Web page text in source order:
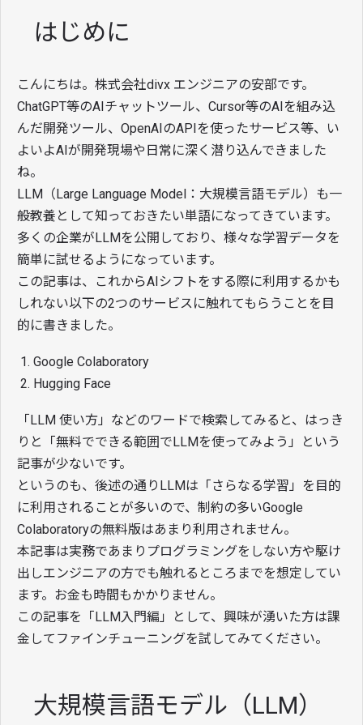
はじめに
こんにちは。株式会社divx エンジニアの安部です。
ChatGPT等のAIチャットツール、Cursor等のAIを組み込
んだ開発ツール、OpenAIのAPIを使ったサービス等、い
よいよAIが開発現場や日常に深く潜り込んできました
ね。
LLM（Large Language Model：大規模言語モデル）も一
般教養として知っておきたい単語になってきています。
多くの企業がLLMを公開しており、様々な学習データを
簡単に試せるようになっています。
この記事は、これからAIシフトをする際に利用するかも
しれない以下の2つのサービスに触れてもらうことを目
的に書きました。
Google Colaboratory
Hugging Face
「LLM 使い方」などのワードで検索してみると、はっき
りと「無料でできる範囲でLLMを使ってみよう」という
記事が少ないです。
というのも、後述の通りLLMは「さらなる学習」を目的
に利用されることが多いので、制約の多いGoogle
Colaboratoryの無料版はあまり利用されません。
本記事は実務であまりプログラミングをしない方や駆け
出しエンジニアの方でも触れるところまでを想定してい
ます。お金も時間もかかりません。
この記事を「LLM入門編」として、興味が湧いた方は課
金してファインチューニングを試してみてください。
大規模言語モデル（LLM）